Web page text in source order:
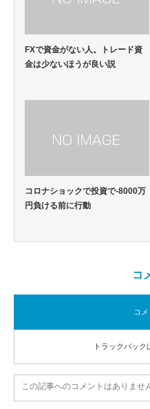
FXで資金がない人。トレード資
金は少ないほうが良い説
コロナショックで投資で-8000万
円負ける前に行動
コ
コ
トラックバック
この記事へのコメントはありませ